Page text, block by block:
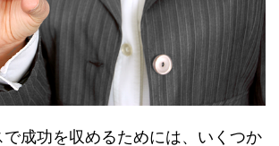
成功を収めるためには、いくつか